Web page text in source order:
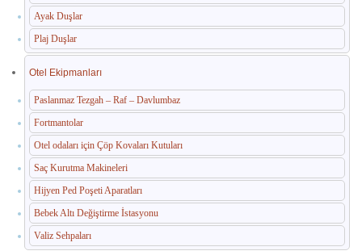
Ayak Duşlar
Plaj Duşlar
Otel Ekipmanları
Paslanmaz Tezgah – Raf – Davlumbaz
Fortmantolar
Otel odaları için Çöp Kovaları Kutuları
Saç Kurutma Makineleri
Hijyen Ped Poşeti Aparatları
Bebek Altı Değiştirme İstasyonu
Valiz Sehpaları